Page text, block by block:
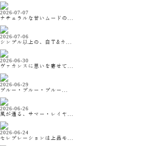
2026-07-07
ナチュラルな甘いムードの...
2026-07-06
シンプル以上の、白Ｔ&カ...
2026-06-30
ヴァカンスに思いを寄せて...
2026-06-29
ブルー・ブルー・ブルー...
2026-06-26
風が通る、サマー・レイヤ...
2026-06-24
セレブレーションは上品モ...